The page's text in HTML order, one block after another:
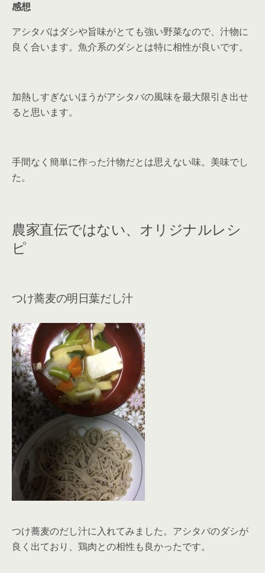
感想
アシタバはダシや旨味がとても強い野菜なので、汁物に
良く合います。魚介系のダシとは特に相性が良いです。
加熱しすぎないほうがアシタバの風味を最大限引き出せ
ると思います。
手間なく簡単に作った汁物だとは思えない味。美味でし
た。
農家直伝ではない、オリジナルレシ
ピ
つけ蕎麦の明日葉だし汁
つけ蕎麦のだし汁に入れてみました。アシタバのダシが
良く出ており、鶏肉との相性も良かったです。